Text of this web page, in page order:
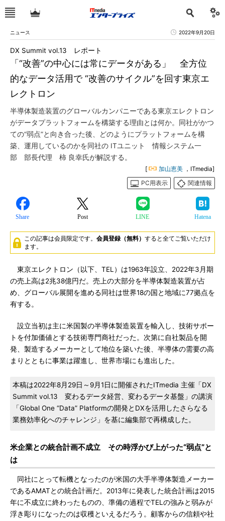
ニュース 2022年9月20日
「“改善”の中心には常にデータがある」 全方位
的なデータ活用で “改善のサイクル”を回す東京エ
レクトロン
DX Summit vol.13 レポート
半導体製造装置のグローバルカンパニーである東京エレクトロン
がデータプラットフォームを構築する理由とは何か。同社がかつ
ての“弱点”と向き合った後、どのようにプラットフォームを構
築、運用しているのかを同社の ITユニット 情報システム一
部 部長代理 柿 良幸氏が解説する。
[ 加山恵美 ，ITmedia]
PC用表示
関連情報
Share Post LINE Hatena
この記事は会員限定です。 会員登録（無料） すると全てご覧いただけ
ます。
東京エレクトロン（以下、TEL）は1963年設立、2022年3月期
の売上高は2兆38億円だ。売上の大部分を半導体製造装置が占
め、グローバル展開を進める同社は世界18の国と地域に77拠点を
有する。
設立当初は主に米国製の半導体製造装置を輸入し、技術サポー
トを付加価値とする技術専門商社だった。次第に自社製品を開
発、製造するメーカーとして地位を築いた後、半導体の需要の高
まりとともに事業は躍進し、世界市場にも進出した。
本稿は2022年8月29日～9月1日に開催されたITmedia 主催「DX
Summit vol.13 変わるデータ経営、変わるデータ基盤」の講演
「Global One “Data” Platformの開発とDXを活用したさらなる
業務効率化へのチャレンジ」を基に編集部で再構成した。
米企業との統合計画不成立 その時浮かび上がった“弱点”と
は
同社にとって転機となったのが米国の大手半導体製造メーカー
であるAMATとの統合計画だ。2013年に発表した統合計画は2015
年に不成立に終わったものの、準備の過程でTELの強みと弱みが
浮き彫りになったのは収穫といえるだろう。顧客からの信頼や社